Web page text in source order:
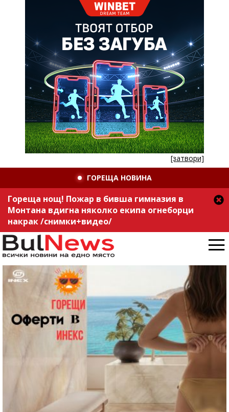
[затвори]
ГОРЕЩА НОВИНА
Гореща нощ! Пожар в бивша гимназия в
Монтана вдигна няколко екипа огнеборци
накрак /снимки+видео/